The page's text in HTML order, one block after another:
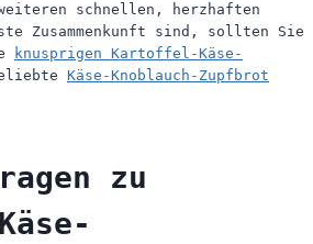
schnellen, herzhaften
Zusammenkunft sind, sollten Sie
knusprigen Kartoffel-Käse-
Käse-Knoblauch-Zupfbrot
zu